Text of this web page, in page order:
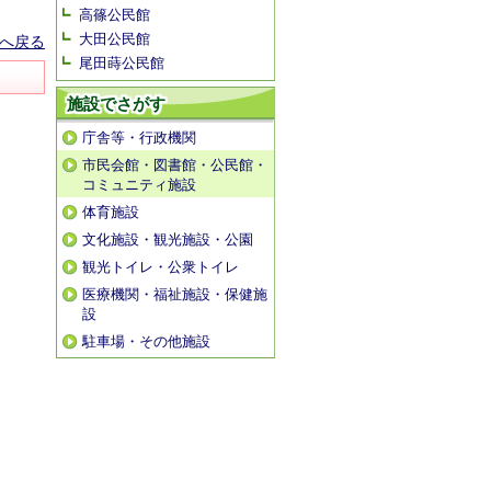
戻る
高篠公民館
大田公民館
尾田蒔公民館
施設でさがす
庁舎等・行政機関
市民会館・図書館・公民館・
コミュニティ施設
体育施設
文化施設・観光施設・公園
観光トイレ・公衆トイレ
医療機関・福祉施設・保健施
設
駐車場・その他施設